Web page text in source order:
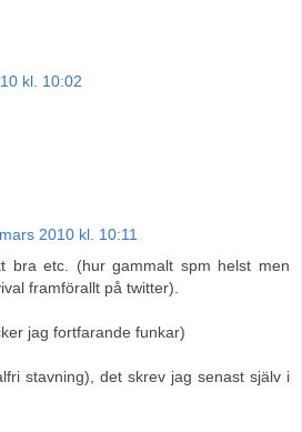
kl. 10:02
2010 kl. 10:11
bra etc. (hur gammalt spm helst men
framförallt på twitter).
jag fortfarande funkar)
stavning), det skrev jag senast själv i